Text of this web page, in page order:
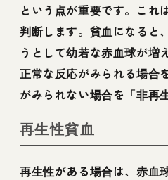
という点が重要です。これ
判断します。貧血になると
うとして幼若な赤血球が増
正常な反応がみられる場合
がみられない場合を「非再
再生性貧血
再生性がある場合は、赤血